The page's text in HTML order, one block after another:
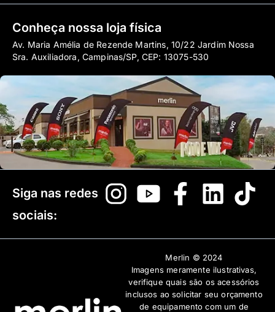
Conheça nossa loja física
Av. Maria Amélia de Rezende Martins, 10/22 Jardim Nossa
Sra. Auxiliadora, Campinas/SP, CEP: 13075-530
Siga nas redes
sociais:
Merlin © 2024
Imagens meramente ilustrativas,
verifique quais são os acessórios
inclusos ao solicitar seu orçamento
de equipamento com um de